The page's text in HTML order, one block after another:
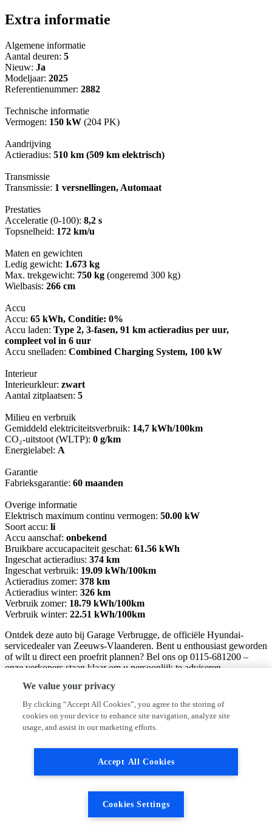
Extra informatie
Algemene informatie
Aantal deuren: 5
Nieuw: Ja
Modeljaar: 2025
Referentienummer: 2882
Technische informatie
Vermogen: 150 kW (204 PK)
Aandrijving
Actieradius: 510 km (509 km elektrisch)
Transmissie
Transmissie: 1 versnellingen, Automaat
Prestaties
Acceleratie (0-100): 8,2 s
Topsnelheid: 172 km/u
Maten en gewichten
Ledig gewicht: 1.673 kg
Max. trekgewicht: 750 kg (ongeremd 300 kg)
Wielbasis: 266 cm
Accu
Accu: 65 kWh, Conditie: 0%
Accu laden: Type 2, 3-fasen, 91 km actieradius per uur,
compleet vol in 6 uur
Accu snelladen: Combined Charging System, 100 kW
Interieur
Interieurkleur: zwart
Aantal zitplaatsen: 5
Milieu en verbruik
Gemiddeld elektriciteitsverbruik: 14,7 kWh/100km
CO₂-uitstoot (WLTP): 0 g/km
Energielabel: A
Garantie
Fabrieksgarantie: 60 maanden
Overige informatie
Elektrisch maximum continu vermogen: 50.00 kW
Soort accu: li
Accu aanschaf: onbekend
Bruikbare accucapaciteit geschat: 61.56 kWh
Ingeschat actieradius: 374 km
Ingeschat verbruik: 19.09 kWh/100km
Actieradius zomer: 378 km
Actieradius winter: 326 km
Verbruik zomer: 18.79 kWh/100km
Verbruik winter: 22.51 kWh/100km
Ontdek deze auto bij Garage Verbrugge, de officiële Hyundai-
servicedealer van Zeeuws-Vlaanderen. Bent u enthousiast geworden
of wilt u direct een proefrit plannen? Bel ons op 0115-681200 –
onze verkopers staan klaar om u persoonlijk te adviseren.
Verkoopadviseur: Sander van Maren 06-12964856
Verkoopadviseur: Dimitri Dagevos 06-12530392
Bij ons kiest u voor zorgeloos rijden en transparante communicatie.
De prijzen bij ons zijn inclusief:
• 1 jaar Europese mobiliteitsgarantie (pechhulp)
• Een volle tank brandstof
Zo rijdt u niet alleen weg in een fantastische auto, maar ook met een
zeker en vertrouwd gevoel.
We value your privacy
By clicking “Accept All Cookies”, you agree to the storing of
cookies on your device to enhance site navigation, analyze site
usage, and assist in our marketing efforts.
Accept All Cookies
Cookies Settings